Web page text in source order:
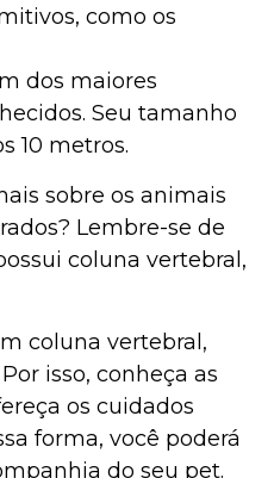
como os
dos maiores
Seu tamanho
10 metros.
sobre os animais
Lembre-se de
coluna vertebral,
coluna vertebral,
isso, conheça as
os cuidados
forma, você poderá
do seu pet.